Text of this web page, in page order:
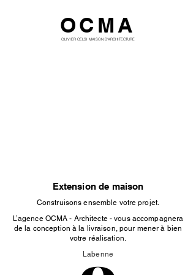
OCMA
OLIVIER CELSI MAISON D'ARCHITECTURE
Extension de maison
Construisons ensemble votre projet.
L’agence OCMA - Architecte - vous accompagnera
de la conception à la livraison, pour mener à bien
votre réalisation.
Labenne